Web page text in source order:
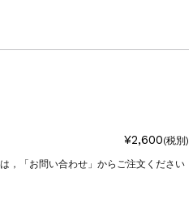
¥2,600(税別)
，「お問い合わせ」からご注文ください